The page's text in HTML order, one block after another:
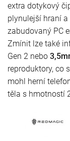
extra dotykový
plynulejší hraní a
zabudovaný PC
Zmínit lze také
Gen 2 nebo
reproduktory, co
mohl herní
těla s hmotností